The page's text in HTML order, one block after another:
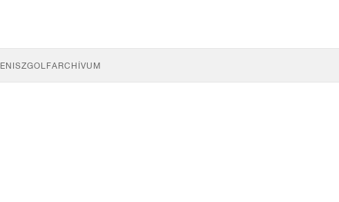
GOLFARCHÍVUM